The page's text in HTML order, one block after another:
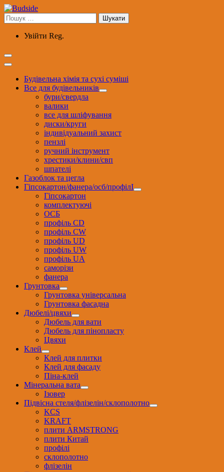
Перейти
до
вмісту
Пошук:
Увійти Reg.
Будівельна хімія та сухі суміші
Все для будівельників
бури/свердла
валики
все для шліфування
диски/круги
індивідуальний захист
пензлі
ручний інструмент
хрестики/клини/свп
шпателі
Газоблок та цегла
Гіпсокартон/фанера/осб/профілІ
Гіпсокартон
комплектуючі
ОСБ
профіль CD
профіль CW
профіль UD
профіль UW
профіль UА
саморізи
фанера
Грунтовка
Грунтовка універсальна
Грунтовка фасадна
Дюбелі/цвяхи
Дюбель для вати
Дюбель для пінопласту
Цвяхи
Клей
Клей для плитки
Клей для фасаду
Піна-клей
Мінеральна вата
Ізовер
Підвісна стеля/флізелін/склополотно
KCS
KRAFT
плити ARMSTRONG
плити Китай
профілі
склополотно
флізелін